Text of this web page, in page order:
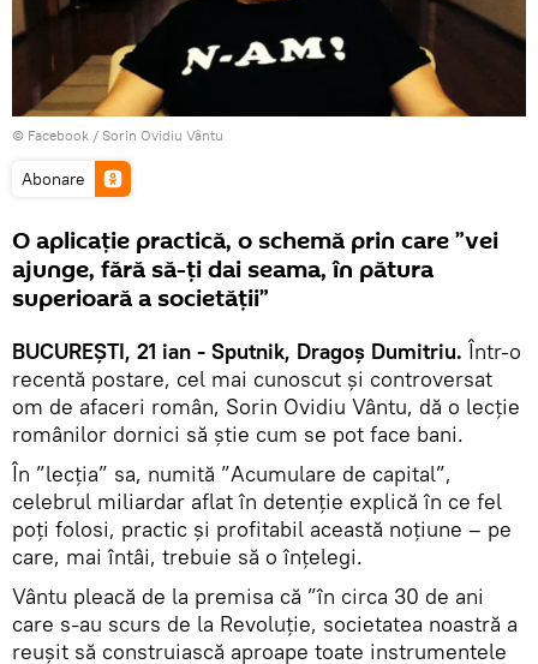
© Facebook / Sorin Ovidiu Vântu
Abonare
O aplicație practică, o schemă prin care ”vei
ajunge, fără să-ți dai seama, în pătura
superioară a societății”
BUCUREȘTI, 21 ian - Sputnik, Dragoș Dumitriu. Într-o
recentă postare, cel mai cunoscut și controversat
om de afaceri român, Sorin Ovidiu Vântu, dă o lecție
românilor dornici să știe cum se pot face bani.
În ”lecția” sa, numită ”Acumulare de capital”,
celebrul miliardar aflat în detenție explică în ce fel
poți folosi, practic și profitabil această noțiune – pe
care, mai întâi, trebuie să o înțelegi.
Vântu pleacă de la premisa că ”în circa 30 de ani
care s-au scurs de la Revoluție, societatea noastră a
reușit să construiască aproape toate instrumentele